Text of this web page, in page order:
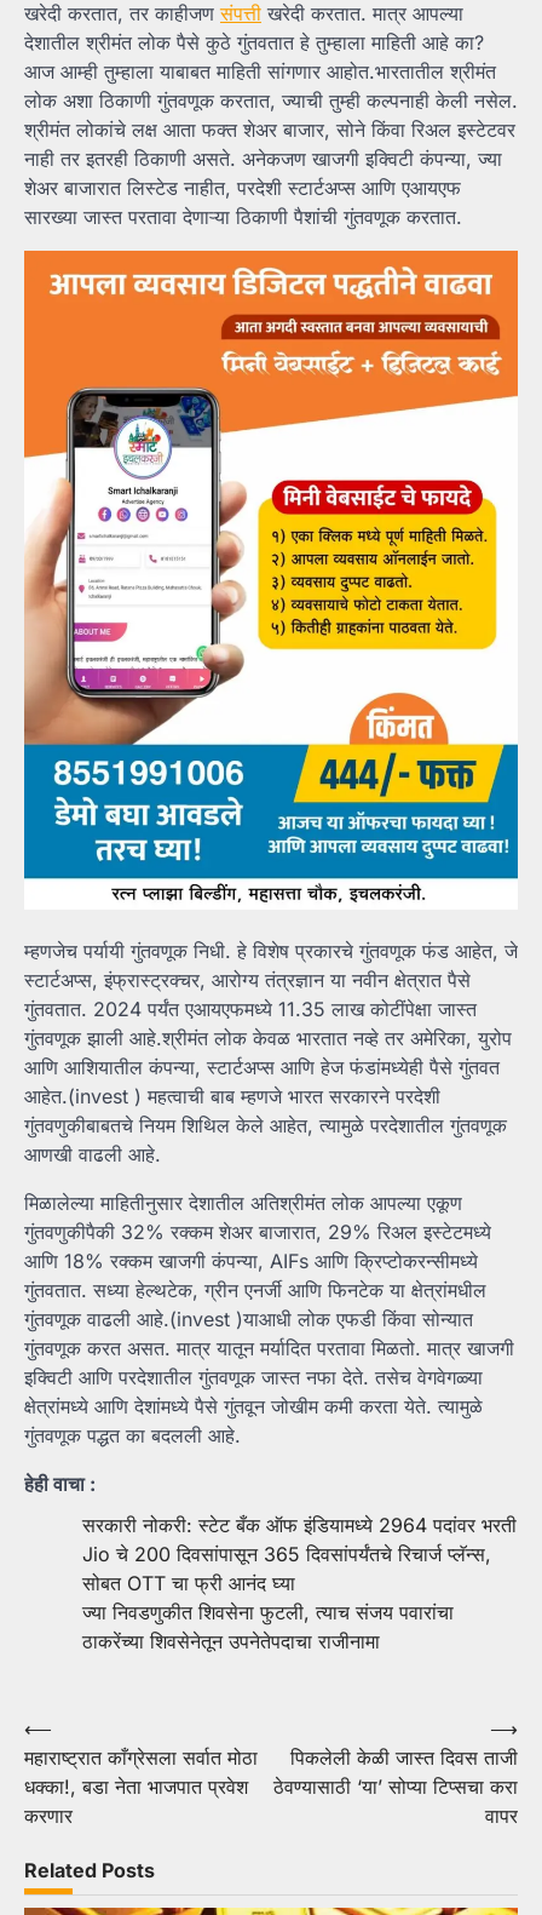
खरेदी करतात, तर काहीजणसंपत्ती खरेदी करतात. मात्र आपल्या
देशातील श्रीमंत लोक पैसे कुठे गुंतवतात हे तुम्हाला माहिती आहे का?
आज आम्ही तुम्हाला याबाबत माहिती सांगणार आहोत.भारतातील श्रीमंत
लोक अशा ठिकाणी गुंतवणूक करतात, ज्याची तुम्ही कल्पनाही केली नसेल.
श्रीमंत लोकांचे लक्ष आता फक्त शेअर बाजार, सोने किंवा रिअल इस्टेटवर
नाही तर इतरही ठिकाणी असते. अनेकजण खाजगी इक्विटी कंपन्या, ज्या
शेअर बाजारात लिस्टेड नाहीत, परदेशी स्टार्टअप्स आणि एआयएफ
सारख्या जास्त परतावा देणाऱ्या ठिकाणी पैशांची गुंतवणूक करतात.
म्हणजेच पर्यायी गुंतवणूक निधी. हे विशेष प्रकारचे गुंतवणूक फंड आहेत, जे
स्टार्टअप्स, इंफ्रास्ट्रक्चर, आरोग्य तंत्रज्ञान या नवीन क्षेत्रात पैसे
गुंतवतात. 2024 पर्यंत एआयएफमध्ये 11.35 लाख कोटींपेक्षा जास्त
गुंतवणूक झाली आहे.श्रीमंत लोक केवळ भारतात नव्हे तर अमेरिका, युरोप
आणि आशियातील कंपन्या, स्टार्टअप्स आणि हेज फंडांमध्येही पैसे गुंतवत
आहेत.(invest ) महत्वाची बाब म्हणजे भारत सरकारने परदेशी
गुंतवणुकीबाबतचे नियम शिथिल केले आहेत, त्यामुळे परदेशातील गुंतवणूक
आणखी वाढली आहे.
मिळालेल्या माहितीनुसार देशातील अतिश्रीमंत लोक आपल्या एकूण
गुंतवणुकीपैकी 32% रक्कम शेअर बाजारात, 29% रिअल इस्टेटमध्ये
आणि 18% रक्कम खाजगी कंपन्या, AIFs आणि क्रिप्टोकरन्सीमध्ये
गुंतवतात. सध्या हेल्थटेक, ग्रीन एनर्जी आणि फिनटेक या क्षेत्रांमधील
गुंतवणूक वाढली आहे.(invest )याआधी लोक एफडी किंवा सोन्यात
गुंतवणूक करत असत. मात्र यातून मर्यादित परतावा मिळतो. मात्र खाजगी
इक्विटी आणि परदेशातील गुंतवणूक जास्त नफा देते. तसेच वेगवेगळ्या
क्षेत्रांमध्ये आणि देशांमध्ये पैसे गुंतवून जोखीम कमी करता येते. त्यामुळे
गुंतवणूक पद्धत का बदलली आहे.
हेही वाचा :
सरकारी नोकरी: स्टेट बँक ऑफ इंडियामध्ये 2964 पदांवर भरती
Jio चे 200 दिवसांपासून 365 दिवसांपर्यंतचे रिचार्ज प्लॅन्स,
सोबत OTT चा फ्री आनंद घ्या
ज्या निवडणुकीत शिवसेना फुटली, त्याच संजय पवारांचा
ठाकरेंच्या शिवसेनेतून उपनेतेपदाचा राजीनामा
Post
navigation
⟵
महाराष्ट्रात काँग्रेसला सर्वात मोठा
धक्का!, बडा नेता भाजपात प्रवेश
करणार
पिकलेली केळी जास्‍त दिवस ताजी
ठेवण्यासाठी ‘या’ सोप्या टिप्सचा करा
वापर
⟶
Related Posts